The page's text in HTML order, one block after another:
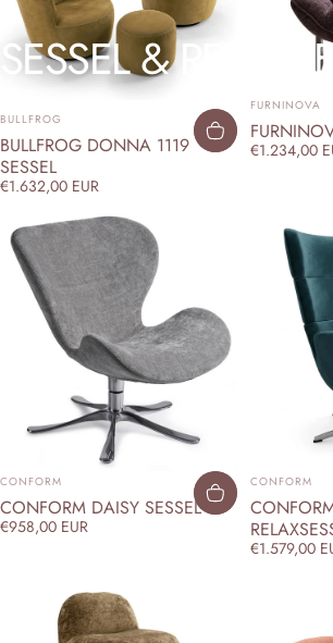
SESSEL&
ANBIETER:
BULLFROG
BULLFROG DONNA 1119
SESSEL
€1.632,00 EUR
ANBIETER:
FURNINOVA
€1.234,00
ANBIETER:
CONFORM
CONFORM DAISY SESSEL
€958,00 EUR
ANBIETER:
CONFORM
€1.579,00